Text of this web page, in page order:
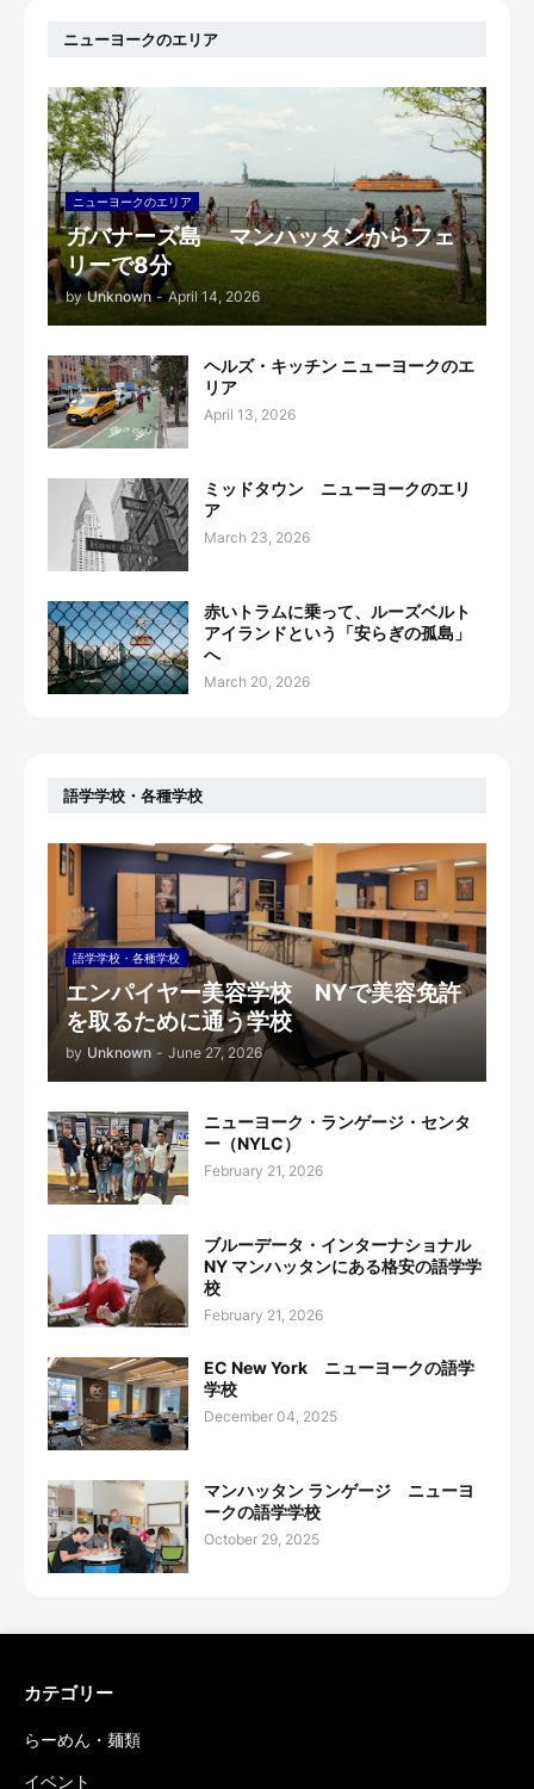
ニューヨークのエリア
ニューヨークのエリア
ガバナーズ島 マンハッタンからフェ
リーで8分
by Unknown - April 14, 2026
ヘルズ・キッチン ニューヨークのエ
リア
April 13, 2026
ミッドタウン ニューヨークのエリ
ア
March 23, 2026
赤いトラムに乗って、ルーズベルト
アイランドという「安らぎの孤島」
へ
March 20, 2026
語学学校・各種学校
語学学校・各種学校
エンパイヤー美容学校 NYで美容免許
を取るために通う学校
by Unknown - June 27, 2026
ニューヨーク・ランゲージ・センタ
ー（NYLC）
February 21, 2026
ブルーデータ・インターナショナル
NY マンハッタンにある格安の語学学
校
February 21, 2026
EC New York ニューヨークの語学
学校
December 04, 2025
マンハッタン ランゲージ ニューヨ
ークの語学学校
October 29, 2025
カテゴリー
らーめん・麺類
イベント